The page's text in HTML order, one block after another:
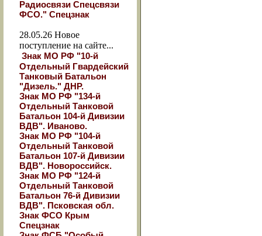
Радиосвязи Спецсвязи
ФСО." Спецзнак
28.05.26 Новое
поступление на сайте...
Знак МО РФ "10-й
Отдельный Гвардейский
Танковый Батальон
"Дизель." ДНР.
Знак МО РФ "134-й
Отдельный Танковой
Батальон 104-й Дивизии
ВДВ". Иваново.
Знак МО РФ "104-й
Отдельный Танковой
Батальон 107-й Дивизии
ВДВ". Новороссийск.
Знак МО РФ "124-й
Отдельный Танковой
Батальон 76-й Дивизии
ВДВ". Псковская обл.
Знак ФСО Крым
Спецзнак